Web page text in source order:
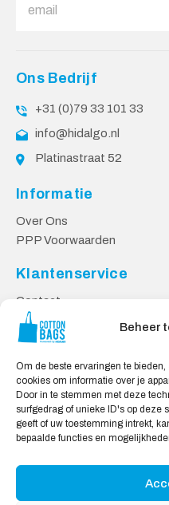
Beheer
Om de beste ervaringen te
cookies om informatie over je
Door in te stemmen met deze
surfgedrag of unieke ID's op deze
geeft of uw toestemming intrekt,
bepaalde functies en
Ons Bedrijf
+31 (0)79 33 101 33
info@hidalgo.nl
Platinastraat 52
Informatie
Over Ons
PPP Voorwaarden
Klantenservice
Contact
Privacy Voorwaarden
Levering en Retourneren
Veilig Shoppen
Mijn account
Winkelwagen
Wij Accepteren: